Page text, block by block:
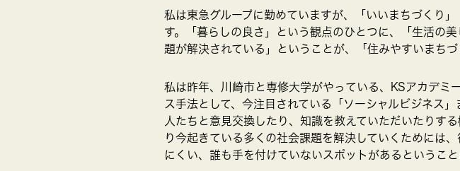
私は東急グループに勤めていますが、「いいまちづくり
す。「暮らしの良さ」という観点のひとつに、「生活の
題が解決されている」ということが、「住みやすいまち
私は昨年、川崎市と専修大学がやっている、KSアカデミ
ス手法として、今注目されている「ソーシャルビジネス
人たちと意見交換したり、知識を教えていただいたりす
り今起きている多くの社会課題を解決していくためには
にくい、誰も手を付けていないスポットがあるということ